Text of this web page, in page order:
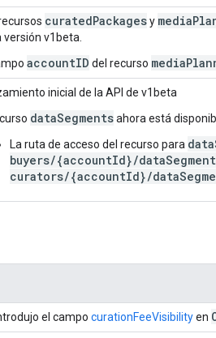
curatedPackagesy
versión v1beta.
accountID del recurso
inicial de la API de v1beta
dataSegmentsahora está
La ruta de acceso del recurso para
buyers/{accountId}/
curators/{accountId}/
el campo curationFeeVisibilityen